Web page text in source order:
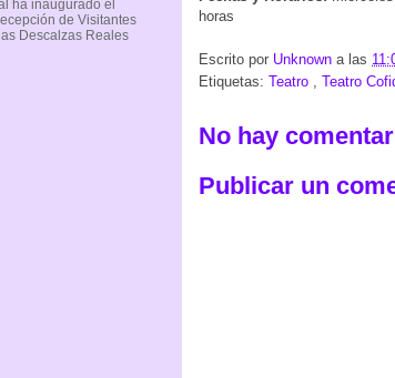
horas
Escrito por Unknown a las
Etiquetas: Teatro Teatro
No hay
Publicar un
ha inaugurado el
de Visitantes
Descalzas Reales